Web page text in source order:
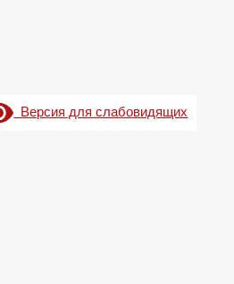
Версия для слабовидящих